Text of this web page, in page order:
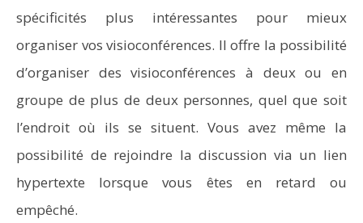
spécificités plus intéressantes pour mieux
organiser vos visioconférences. Il offre la possibilité
d’organiser des visioconférences à deux ou en
groupe de plus de deux personnes, quel que soit
l’endroit où ils se situent. Vous avez même la
possibilité de rejoindre la discussion via un lien
hypertexte lorsque vous êtes en retard ou
empêché.